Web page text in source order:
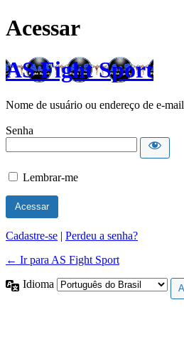
Acessar
AS Fight Sport
Nome de usuário ou endereço de e-mail
Senha
Lembrar-me
Cadastre-se | Perdeu a senha?
← Ir para AS Fight Sport
Idioma